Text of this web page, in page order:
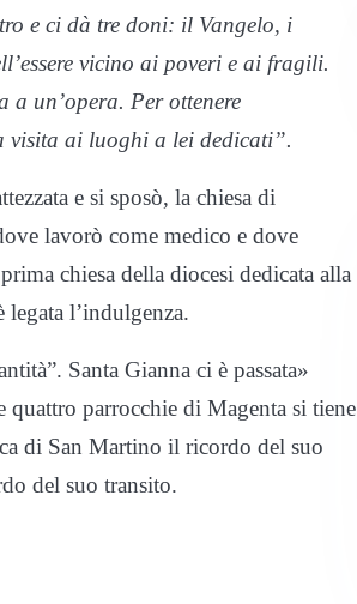
e ci dà tre doni: il Vangelo, i
vicino ai poveri e ai fragili.
a un’opera. Per ottenere
visita ai luoghi a lei dedicati”.
e si sposò, la chiesa di
lavorò come medico e dove
chiesa della diocesi dedicata alla
legata l’indulgenza.
Santa Gianna ci è passata»
parrocchie di Magenta si tiene
di San Martino il ricordo del suo
del suo transito.